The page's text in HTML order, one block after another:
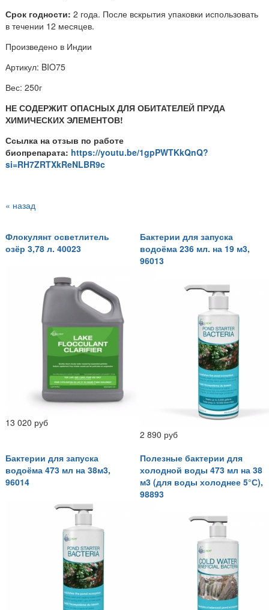
Срок годности: 2 года. После вскрытия упаковки использовать
в течении 12 месяцев.
Произведено в Индии
Артикул: BIO75
Вес: 250г
НЕ СОДЕРЖИТ ОПАСНЫХ ДЛЯ ОБИТАТЕЛЕЙ ПРУДА
ХИМИЧЕСКИХ ЭЛЕМЕНТОВ!
Ссылка на отзыв по работе
биопрепарата: https://youtu.be/1gpPWTKkQnQ?
si=RH7ZRTXkReNLBR9c
« назад
Флокулянт осветлитель
озёр 3,78 л. 40023
13 020 руб
Бактерии для запуска
водоёма 236 мл. на 19 м3,
96013
2 890 руб
Бактерии для запуска
водоёма 473 мл на 38м3,
96014
Полезные бактерии для
холодной воды 473 мл на 38
м3 (для воды холоднее 5°С),
98893